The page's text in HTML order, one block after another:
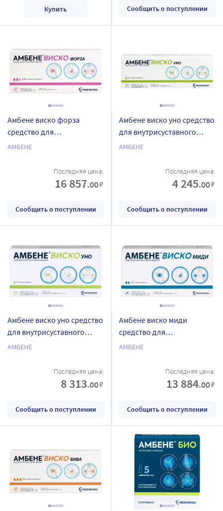
Купить Сообщить о поступлении
Амбене виско форза
средство для
внутрисуставного
АМБЕНЕ
Последняя цена:
16 857.00₽
Сообщить о поступлении
Амбене виско уно средство
для внутрисуставного
введения 1% 2 мл 1 шт.
АМБЕНЕ
Последняя цена:
4 245.00₽
Сообщить о поступлении
Амбене виско уно средство
для внутрисуставного
введения 1% 2 мл 2 шт.
АМБЕНЕ
Последняя цена:
8 313.00₽
Сообщить о поступлении
Амбене виско миди
средство для
внутрисуставного
АМБЕНЕ
Последняя цена:
13 884.00₽
Сообщить о поступлении